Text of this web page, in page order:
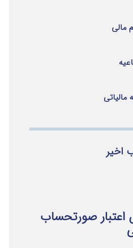
مالی
مالیاتی
اخیر
صورتحساب